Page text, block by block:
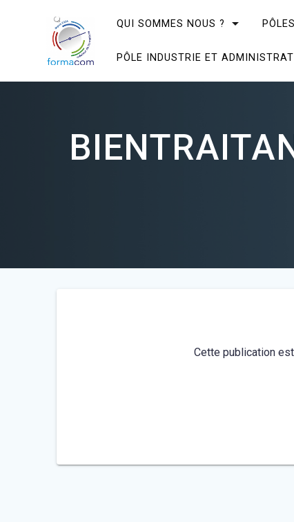
QUI SOMMES NOUS ?
PÔLE INDUSTRIE ET
Cette publication